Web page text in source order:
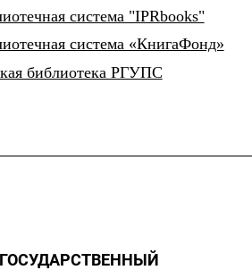
система "IPRbooks"
система «КнигаФонд»
библиотека РГУПС